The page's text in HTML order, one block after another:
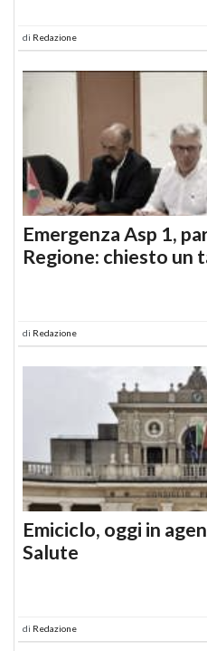
di Redazione
Emergenza Asp 1,
Regione: chiesto un
di Redazione
Emiciclo, oggi in
Salute
di Redazione